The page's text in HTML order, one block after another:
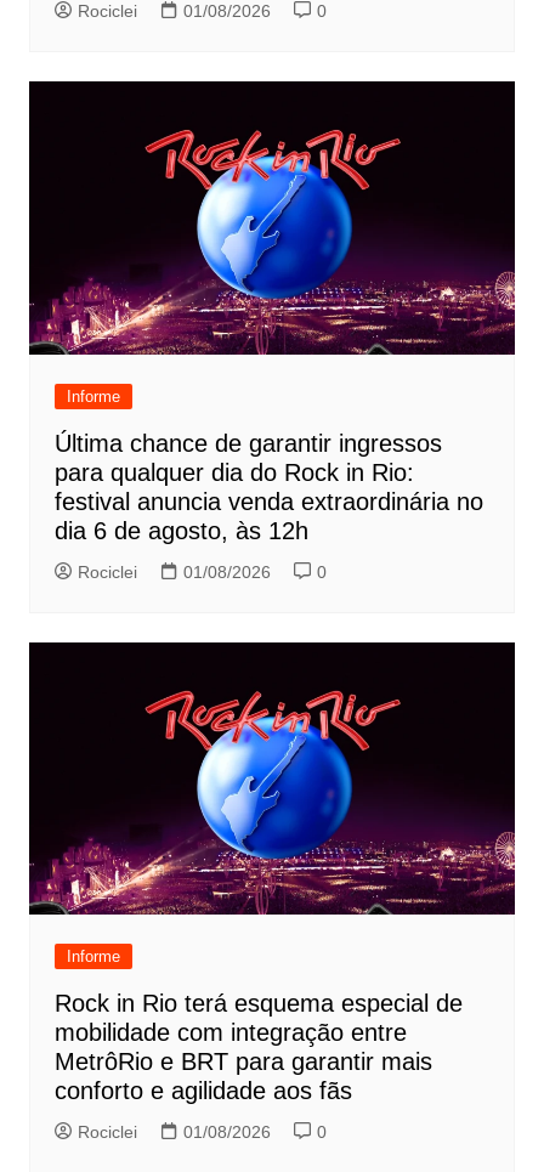
Rociclei 01/08/2026 0
Informe
Última chance de garantir ingressos
para qualquer dia do Rock in Rio:
festival anuncia venda extraordinária no
dia 6 de agosto, às 12h
Rociclei 01/08/2026 0
Informe
Rock in Rio terá esquema especial de
mobilidade com integração entre
MetrôRio e BRT para garantir mais
conforto e agilidade aos fãs
Rociclei 01/08/2026 0